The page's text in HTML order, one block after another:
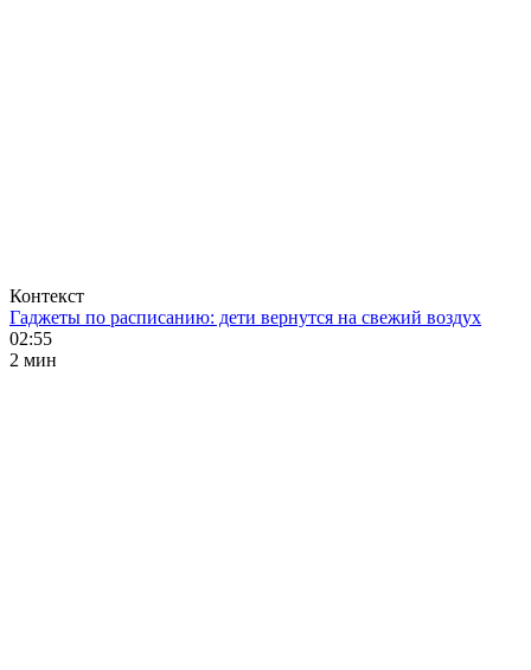
Контекст
Гаджеты по расписанию: дети вернутся на свежий воздух
02:55
2 мин